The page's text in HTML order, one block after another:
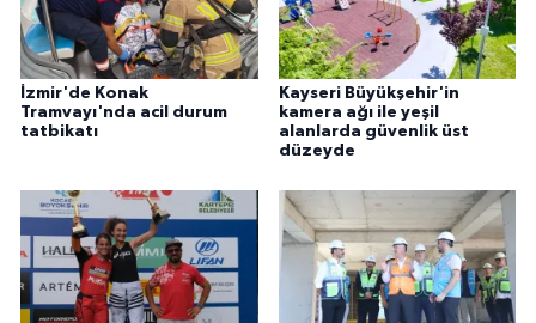
İzmir'de Konak
Tramvayı'nda acil durum
tatbikatı
Kayseri Büyükşehir'in
kamera ağı ile yeşil
alanlarda güvenlik üst
düzeyde